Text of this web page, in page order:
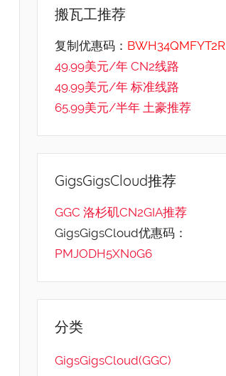
搬瓦工推荐
复制优惠码： BWH34QMFYT2R
49.99美元/年 CN2线路
49.99美元/年 标准线路
65.99美元/半年 土豪推荐
GigsGigsCloud推荐
GGC 洛杉矶CN2GIA推荐
GigsGigsCloud优惠码：
PMJODH5XN0G6
分类
GigsGigsCloud(GGC)